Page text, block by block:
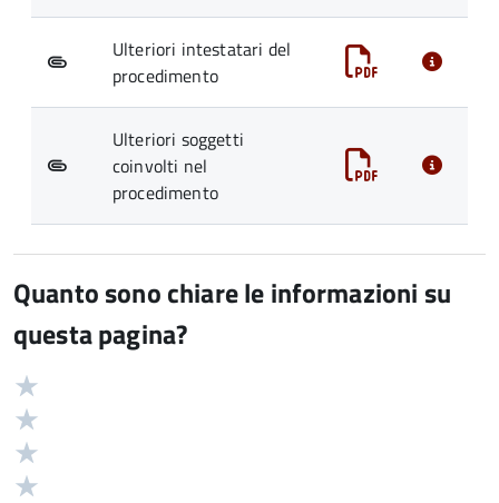
Ulteriori intestatari del
procedimento
Ulteriori soggetti
coinvolti nel
procedimento
Quanto sono chiare le informazioni su
questa pagina?
Valutazione